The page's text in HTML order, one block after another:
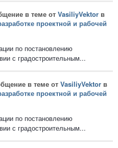
в теме от VasiliyVektor в
проектной и рабочей
по постановлению
с градостроительным...
в теме от VasiliyVektor в
проектной и рабочей
по постановлению
с градостроительным...